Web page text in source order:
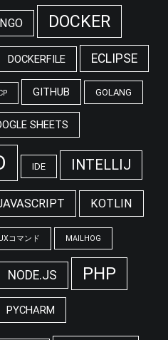
DOCKER
DOCKERFILE ECLIPSE
GITHUB GOLANG
SHEETS
IDE INTELLIJ
KOTLIN
コマンド MAILHOG
NODE.JS PHP
PYCHARM